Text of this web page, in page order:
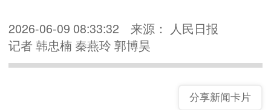
2026-06-09 08:33:32
来源： 人民日报
记者 韩忠楠 秦燕玲 郭博昊
分享新闻卡片